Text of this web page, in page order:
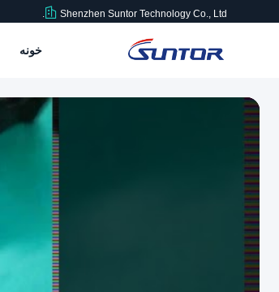
Shenzhen Suntor Technology Co., Ltd.
خونه